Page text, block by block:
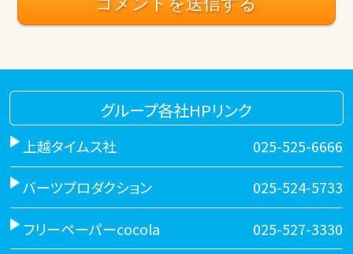
グループ各社HPリンク
上越タイムス社 025-525-6666
バーツプロダクション 025-524-5733
フリーペーパーcocola 025-527-3330